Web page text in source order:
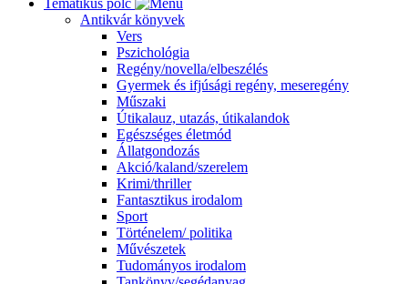
Tematikus polc
Antikvár könyvek
Vers
Pszichológia
Regény/novella/elbeszélés
Gyermek és ifjúsági regény, meseregény
Műszaki
Útikalauz, utazás, útikalandok
Egészséges életmód
Állatgondozás
Akció/kaland/szerelem
Krimi/thriller
Fantasztikus irodalom
Sport
Történelem/ politika
Művészetek
Tudományos irodalom